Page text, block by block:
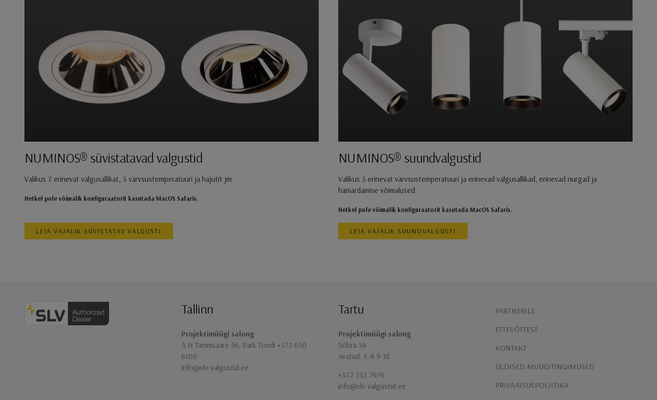
NUMINOS® süvistatavad valgustid
Valikus 7 erinevat valgusallikat, 3 värvsustemperatuuri ja hajutit jm.
Hetkel pole võimalik konfiguraatorit kasutada MacOS Safaris.
LEIA VAJALIK SÜVISTATAV VALGUSTI
NUMINOS® suundvalgustid
Valikus 3 erinevat värvsustemperatuuri ja erinevad valgusallikad, erinevad nurgad ja
hämardamise võimalused.
Hetkel pole võimalik konfiguraatorit kasutada MacOS Safaris.
LEIA VAJALIK SUUNDVALGUSTI
Jaluse navigatsioon
Tallinn
Projektimüügi salong
A.H.Tammsaare 56, Park Tondi +372 650
6100
info@slv-valgustid.ee
Tartu
Projektimüügi salong
Sõbra 54
Avatud: E-R 9-18
+372 733 7676
info@slv-valgustid.ee
PARTNERILE
ETTEVÕTTEST
KONTAKT
ÜLDISED MÜÜGITINGIMUSED
PRIVAATSUSPOLIITIKA